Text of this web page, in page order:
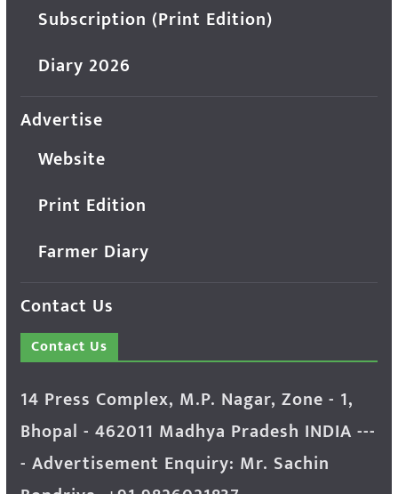
Subscription (Print Edition)
Diary 2026
Advertise
Website
Print Edition
Farmer Diary
Contact Us
Contact Us
14 Press Complex, M.P. Nagar, Zone - 1,
Bhopal - 462011 Madhya Pradesh INDIA ---
- Advertisement Enquiry: Mr. Sachin